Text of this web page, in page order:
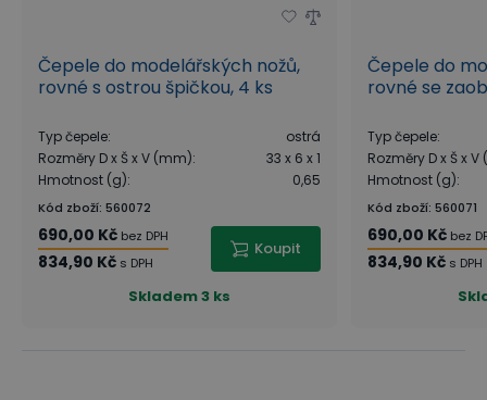
Čepele do modelářských nožů,
rovné s ostrou špičkou, 4 ks
Typ čepele:
ostrá
Rozměry D x Š x V (mm):
33 x 6 x 1
Hmotnost (g): 0,65
Kód zboží: 560072
690,00 Kč bez DPH
834,90 Kč s DPH
Koupit
Skladem3 ks
Čepele do
rovné se
Typ čepele:
Rozměry D x Š x
Hmotnost (g):
Kód zboží: 560071
690,00 Kč bez
834,90 Kč s DPH